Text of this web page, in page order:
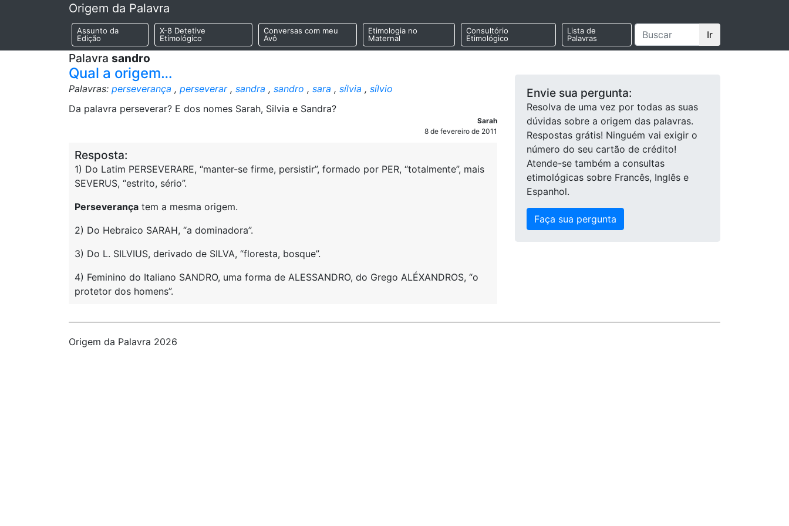
Origem da Palavra
Assunto da
Edição
X-8 Detetive
Etimológico
Conversas com meu
Avô
Etimologia no
Maternal
Consultório
Etimológico
Lista de
Palavras
Ir
Palavra sandro
Qual a origem…
Palavras: perseverança , perseverar, sandra , sandro , sara , sílvia , sílvio
Da palavra perseverar? E dos nomes Sarah, Silvia e Sandra?
Sarah
8 de fevereiro de 2011
Resposta:
1) Do Latim PERSEVERARE, “manter-se firme, persistir”, formado por PER, “totalmente”, mais
SEVERUS, “estrito, sério”.
Perseverança tem a mesma origem.
2) Do Hebraico SARAH, “a dominadora”.
3) Do L. SILVIUS, derivado de SILVA, “floresta, bosque”.
4) Feminino do Italiano SANDRO, uma forma de ALESSANDRO, do Grego ALÉXANDROS, “o
protetor dos homens”.
Envie sua pergunta:
Resolva de uma vez por todas as suas
dúvidas sobre a origem das palavras.
Respostas grátis! Ninguém vai exigir o
número do seu cartão de crédito!
Atende-se também a consultas
etimológicas sobre Francês, Inglês e
Espanhol.
Faça sua pergunta
Origem da Palavra 2026